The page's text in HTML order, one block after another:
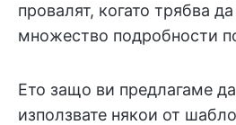
провалят, когато трябва
множество подробности
Ето защо ви предлагаме
използвате някои от